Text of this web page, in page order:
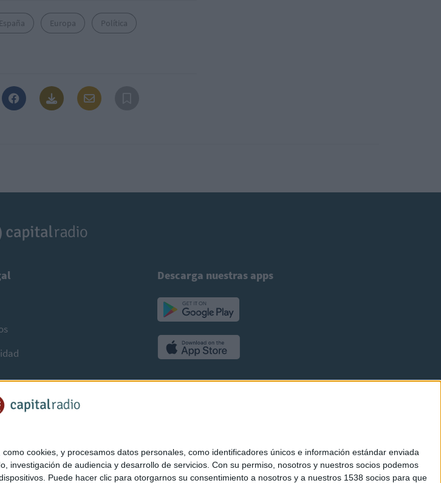
cookies, y procesamos datos personales, como identificadores únicos e información estándar enviada
investigación de audiencia y desarrollo de servicios. Con su permiso, nosotros y nuestros socios podemos
Puede hacer clic para otorgarnos su consentimiento a nosotros y a nuestros 1538 socios para que
España Europa Política
Descarga nuestras apps